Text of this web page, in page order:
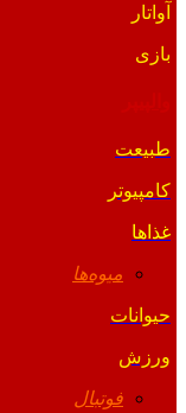
آواتار
بازی
طبیعت
کامپیوتر
غذاها
میوه‌ها
حیوانات
ورزش
فوتبال